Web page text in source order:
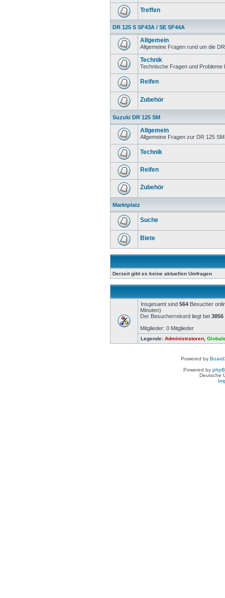
Treffen
DR 125 S SF43A / SE SF44A
Allgemein
Allgemeine Fragen rund um die
Technik
Technische Fragen und Probleme
Reifen
Zubehör
Suzuki DR 125 SM
Allgemein
Allgemeine Fragen zur DR 125 SM
Technik
Reifen
Zubehör
Marktplatz
Suche
Biete
Derzeit gibt es keine aktuellen Umfragen
Insgesamt sind 564 Besucher
Minuten)
Der Besucherrekord liegt bei 3856
Mitglieder: 0 Mitglieder
Legende: Administratoren
Powered by
Powered by
Deutsche